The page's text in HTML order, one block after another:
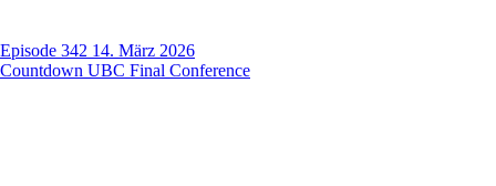
Episode 342 14. März 2026
Countdown UBC Final Conference